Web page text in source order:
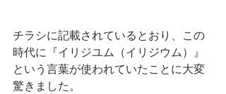
チラシに記載されているとおり、この
時代に『イリジユム（イリジウム）』
という言葉が使われていたことに大変
驚きました。